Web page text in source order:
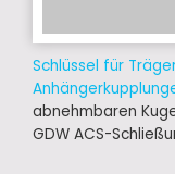
Schlüssel für
abnehmbaren
GDW ACS-